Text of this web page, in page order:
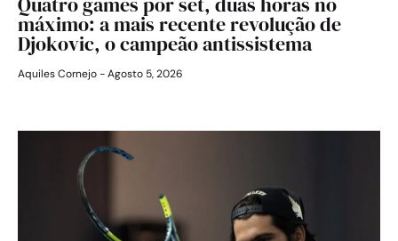
máximo: a mais recente revolução de
Djokovic, o campeão antissistema
Aquiles Cornejo Agosto 5, 2026